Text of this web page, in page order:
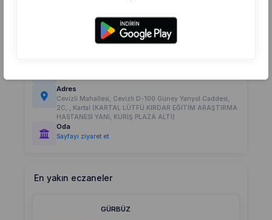
Değerlendirme
Adres
Cevizli Mahallesi, Cevizli D-100 Güney Yanyol Caddesi,
2C, , Kartal (KARTAL LÜTFÜ KIRDAR EĞİTİM ARAŞTIRMA
HASTANESİ YANI, KURİŞ PLAZA ALTI)
Oda
Sayfayı ziyaret et
En yakın eczaneler
GÜRBÜZ